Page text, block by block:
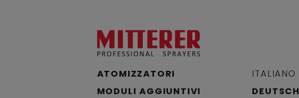
ATOMIZZATORI
MODULI AGGIUNTIVI
ITALIANO
DEUTSCH